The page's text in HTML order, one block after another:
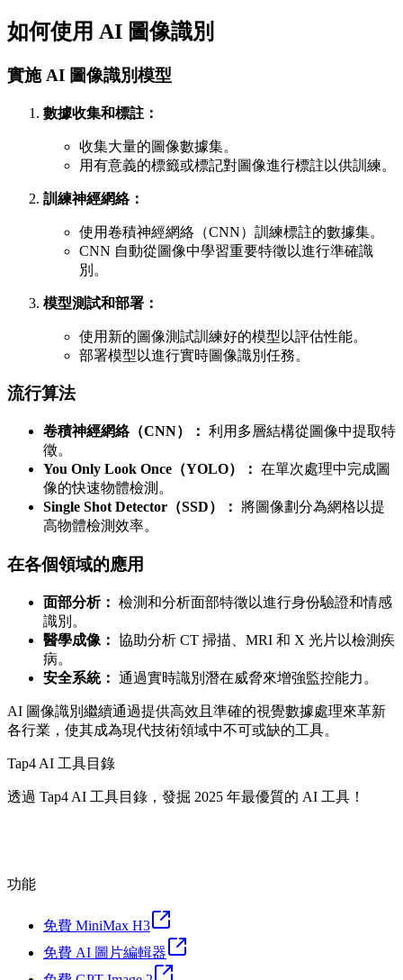
如何使用 AI 圖像識別
實施 AI 圖像識別模型
數據收集和標註：
收集大量的圖像數據集。
用有意義的標籤或標記對圖像進行標註以供訓練。
訓練神經網絡：
使用卷積神經網絡（CNN）訓練標註的數據集。
CNN 自動從圖像中學習重要特徵以進行準確識
別。
模型測試和部署：
使用新的圖像測試訓練好的模型以評估性能。
部署模型以進行實時圖像識別任務。
流行算法
卷積神經網絡（CNN）： 利用多層結構從圖像中提取特
徵。
You Only Look Once（YOLO）： 在單次處理中完成圖
像的快速物體檢測。
Single Shot Detector（SSD）：
將圖像劃分為網格以提
高物體檢測效率。
在各個領域的應用
面部分析： 檢測和分析面部特徵以進行身份驗證和情感
識別。
醫學成像： 協助分析 CT 掃描、MRI 和 X 光片以檢測疾
病。
安全系統： 通過實時識別潛在威脅來增強監控能力。
AI 圖像識別繼續通過提供高效且準確的視覺數據處理來革新
各行業，使其成為現代技術領域中不可或缺的工具。
Tap4 AI 工具目錄
透過 Tap4 AI 工具目錄，發掘 2025 年最優質的 AI 工具！
功能
免費 MiniMax H3
免費 AI 圖片編輯器